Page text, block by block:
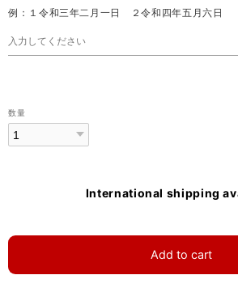
例：１令和三年二月一日 ２令和四年五月六日
数量
International shipping
Add to cart